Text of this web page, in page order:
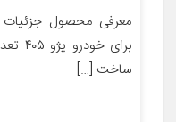
ساخت […]